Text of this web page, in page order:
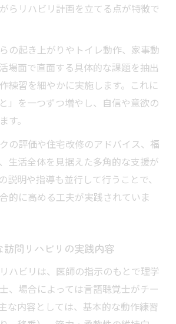
らリハビリ計画を立てる点が特徴で
の起き上がりやトイレ動作、家事動
場面で直面する具体的な課題を抽出
練習を細やかに実施します。これに
」を一つずつ増やし、自信や意欲の
す。
の評価や住宅改修のアドバイス、福
生活全体を見据えた多角的な支援が
説明や指導も並行して行うことで、
的に高める工夫が実践されていま
訪問リハビリの実践内容
ハビリは、医師の指示のもとで理学
、場合によっては言語聴覚士がチー
な内容としては、基本的な動作練習